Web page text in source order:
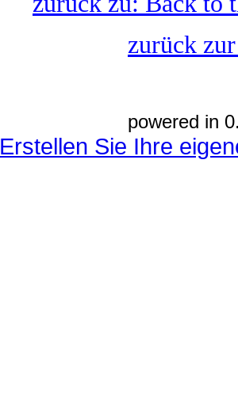
zurück
powered in
Erstellen Sie Ihre